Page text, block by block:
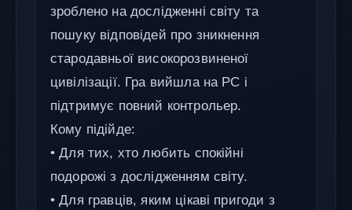
зроблено на дослідженні світу та
пошуку відповідей про зникнення
стародавньої високорозвиненої
цивілізації. Гра вийшла на PC і
підтримує повний контрольер.
Кому підійде:
• Для тих, хто любить спокійні
подорожі з дослідженням світу.
• Для гравців, яким цікаві пригоди з